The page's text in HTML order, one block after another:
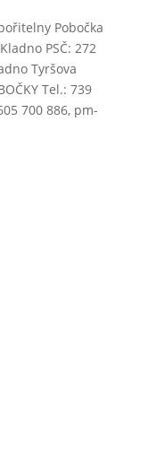
Pobočka
PSČ: 272
Tyršova
Tel.: 739
700 886, pm-